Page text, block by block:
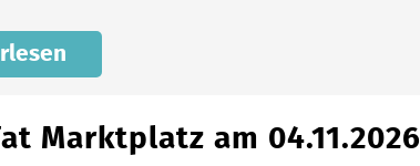
Marktplatz am 04.11.2026